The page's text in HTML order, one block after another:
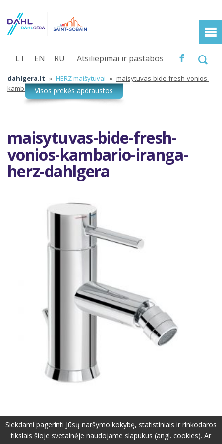
Atsiliepimai ir pastabos
LT EN RU
dahlgera.lt » HERZ maišytuvai » maisytuvas-bide-fresh-vonios-
kambario-iranga-herz-dahlgera
maisytuvas-bide-fresh-
vonios-kambario-iranga-
herz-dahlgera
Siekdami pagerinti Jūsų naršymo kokybę, statistiniais ir rinkodaros
tikslais šioje svetainėje naudojame slapukus (angl. cookies). Ar